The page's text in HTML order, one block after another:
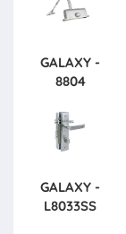
GALAXY -
8804
GALAXY -
L8033SS